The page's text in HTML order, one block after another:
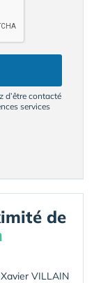
d’être contacté
services
de
VILLAIN